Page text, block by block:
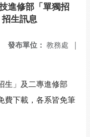
進修部「單獨招
生訊息
發布單位： 教務處 |
生」及二專進修部
費下載，各系皆免筆